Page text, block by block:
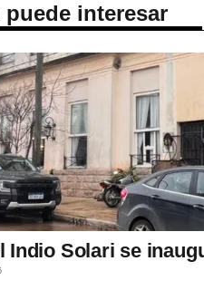
puede interesar
Indio Solari se